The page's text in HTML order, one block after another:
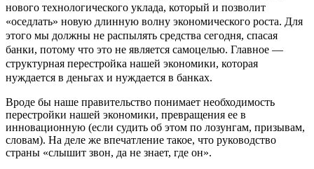
нового технологического уклада, который и позволит
«оседлать» новую длинную волну экономического роста. Для
этого мы должны не распылять средства сегодня, спасая
банки, потому что это не является самоцелью. Главное —
структурная перестройка нашей экономики, которая
нуждается в деньгах и нуждается в банках.
Вроде бы наше правительство понимает необходимость
перестройки нашей экономики, превращения ее в
инновационную (если судить об этом по лозунгам, призывам,
словам). На деле же впечатление такое, что руководство
страны «слышит звон, да не знает, где он».